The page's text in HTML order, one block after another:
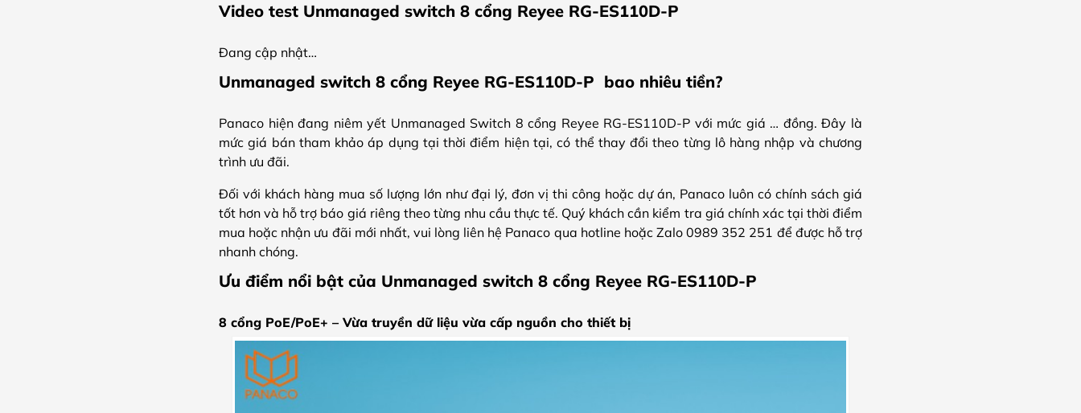
Video test Unmanaged switch 8 cổng Reyee RG-ES110D-P
Đang cập nhật…
Unmanaged switch 8 cổng Reyee RG-ES110D-P bao nhiêu tiền?
Panaco hiện đang niêm yết Unmanaged Switch 8 cổng Reyee RG-ES110D-P với mức giá … đồng. Đây là
mức giá bán tham khảo áp dụng tại thời điểm hiện tại, có thể thay đổi theo từng lô hàng nhập và chương
trình ưu đãi.
Đối với khách hàng mua số lượng lớn như đại lý, đơn vị thi công hoặc dự án, Panaco luôn có chính sách giá
tốt hơn và hỗ trợ báo giá riêng theo từng nhu cầu thực tế. Quý khách cần kiểm tra giá chính xác tại thời điểm
mua hoặc nhận ưu đãi mới nhất, vui lòng liên hệ Panaco qua hotline hoặc Zalo 0989 352 251 để được hỗ trợ
nhanh chóng.
Ưu điểm nổi bật của Unmanaged switch 8 cổng Reyee RG-ES110D-P
8 cổng PoE/PoE+ – Vừa truyền dữ liệu vừa cấp nguồn cho thiết bị